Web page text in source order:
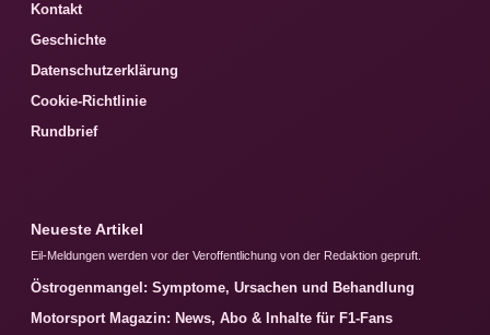
Kontakt
Geschichte
Datenschutzerklärung
Cookie-Richtlinie
Rundbrief
Neueste Artikel
Eil-Meldungen werden vor der Veroffentlichung von der Redaktion gepruft.
Östrogenmangel: Symptome, Ursachen und Behandlung
Motorsport Magazin: News, Abo & Inhalte für F1-Fans